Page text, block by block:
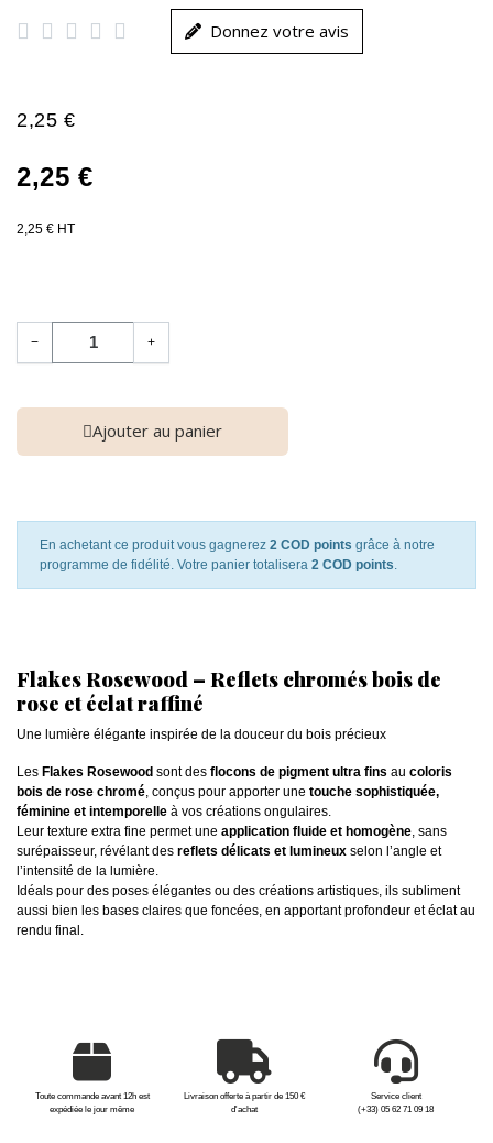
     Donnez votre avis
2,25 €
2,25 €
2,25 € HT
− +
Ajouter au panier
En achetant ce produit vous gagnerez 2 COD points grâce à notre
programme de fidélité. Votre panier totalisera 2 COD points.
Flakes Rosewood – Reflets chromés bois de
rose et éclat raffiné
Une lumière élégante inspirée de la douceur du bois précieux
Les Flakes Rosewood sont des flocons de pigment ultra fins au coloris
bois de rose chromé, conçus pour apporter une touche sophistiquée,
féminine et intemporelle à vos créations ongulaires.
Leur texture extra fine permet une application fluide et homogène, sans
surépaisseur, révélant des reflets délicats et lumineux selon l’angle et
l’intensité de la lumière.
Idéals pour des poses élégantes ou des créations artistiques, ils subliment
aussi bien les bases claires que foncées, en apportant profondeur et éclat au
rendu final.
Toute commande avant 12h est
expédiée le jour même
Livraison offerte à partir de 150 €
d'achat
Service client
(+33) 05 62 71 09 18